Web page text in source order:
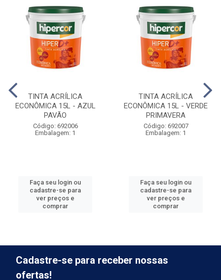
TINTA ACRÍLICA
ECONÔMICA 15L - AZUL
PAVÃO
Código: 692006
Embalagem: 1
Faça seu login ou
cadastre-se para
ver preços e
comprar
TINTA ACRÍLICA
ECONÔMICA 15L - VERDE
PRIMAVERA
Código: 692007
Embalagem: 1
Faça seu login ou
cadastre-se para
ver preços e
comprar
Cadastre-se para receber nossas
ofertas!